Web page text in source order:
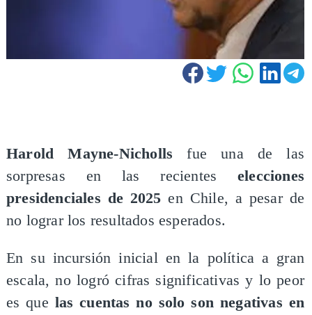
Harold Mayne-Nicholls fue una de las
sorpresas en las recienteselecciones
presidenciales de 2025 en Chile, a pesar de
no lograr los resultados esperados.
En su incursión inicial en la política a gran
escala, no logró cifras significativas y lo peor
es que las cuentas no solo son negativas en